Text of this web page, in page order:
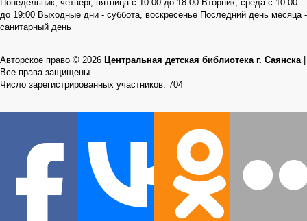
Понедельник, четверг, пятница с 10:00 до 18:00 Вторник, среда с 10:00
до 19:00 Выходные дни - суббота, воскресенье Последний день месяца -
санитарный день
Авторское право © 2026 Центральная детская библиотека г. Саянска
Все права защищены.
Число зарегистрированных участников: 704